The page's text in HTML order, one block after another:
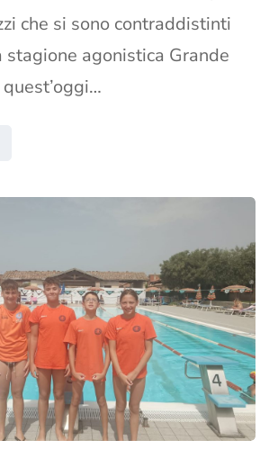
che si sono contraddistinti
agonistica Grande